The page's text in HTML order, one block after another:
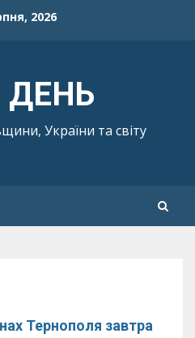
2026
ДЕНЬ
України та світу
Тернополя завтра